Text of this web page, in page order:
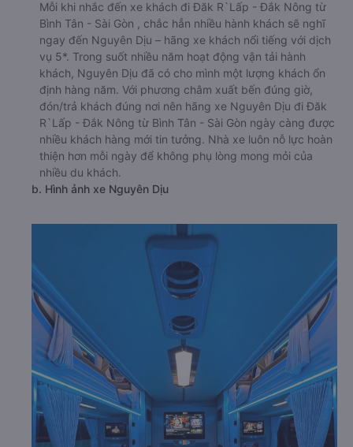
Mỗi khi nhắc đến xe khách đi Đăk R`Lấp - Đắk Nông từ
Bình Tân - Sài Gòn , chắc hẳn nhiều hành khách sẽ nghĩ
ngay đến Nguyên Dịu – hãng xe khách nổi tiếng với dịch
vụ 5*. Trong suốt nhiều năm hoạt động vận tải hành
khách, Nguyên Dịu đã có cho mình một lượng khách ổn
định hàng năm. Với phương châm xuất bến đúng giờ,
đón/trả khách đúng nơi nên hãng xe Nguyên Dịu đi Đăk
R`Lấp - Đắk Nông từ Bình Tân - Sài Gòn ngày càng được
nhiều khách hàng mới tin tưởng. Nhà xe luôn nỗ lực hoàn
thiện hơn mỗi ngày để không phụ lòng mong mỏi của
nhiều du khách.
b. Hình ảnh xe Nguyên Dịu